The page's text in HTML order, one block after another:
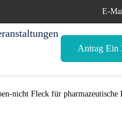
E-
Antrag Ein
nicht Fleck für pharmazeutische